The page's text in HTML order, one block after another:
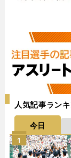
人気記事ラン
今日
1